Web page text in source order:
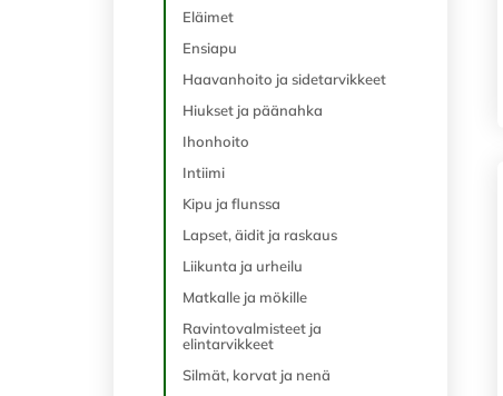
Eläimet
Ensiapu
Haavanhoito ja sidetarvikkeet
Hiukset ja päänahka
Ihonhoito
Intiimi
Kipu ja flunssa
Lapset, äidit ja raskaus
Liikunta ja urheilu
Matkalle ja mökille
Ravintovalmisteet ja
elintarvikkeet
Silmät, korvat ja nenä